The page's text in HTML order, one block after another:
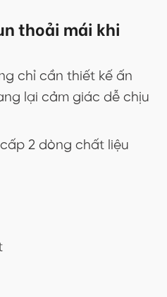
thoải mái khi
chỉ cần thiết kế ấn
lại cảm giác dễ chịu
2 dòng chất liệu